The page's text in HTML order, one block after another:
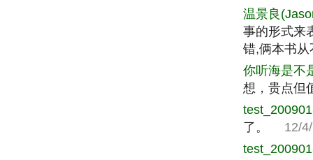
温景良
事的形式来
错,俩本书
你听海是不
想，贵点但
了。
12/4/